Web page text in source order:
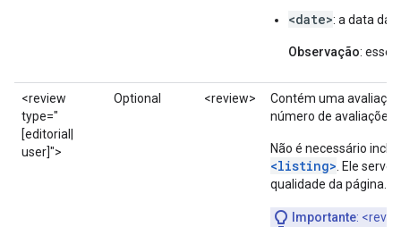
<date>: a data da
Observação:
<review
type="
[editorial|
user]">
Optional <review>
Contém uma
número de avaliações
Não é necessário
<listing> . Ele
qualidade da página.
Importante: